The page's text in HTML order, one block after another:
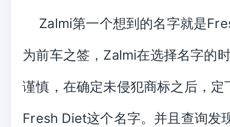
Zalmi第一个想到的名字就是
为前车之签，Zalmi在选择名字的
谨慎，在确定未侵犯商标之后，定
Fresh Diet这个名字。并且查询发